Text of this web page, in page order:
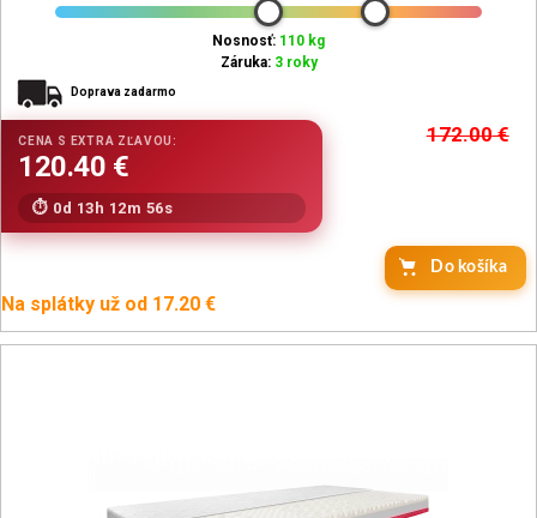
Nosnosť: 110 kg
Záruka: 3 roky
Doprava zadarmo
172.00€
0d 13h 12m 54s
Do košíka
Na splátky už od 17.20 €